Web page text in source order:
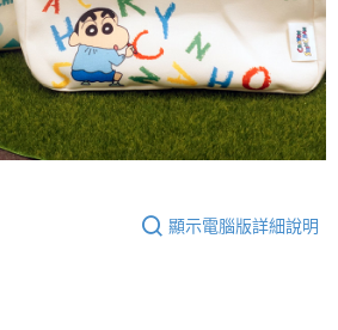
顯示電腦版詳細說明